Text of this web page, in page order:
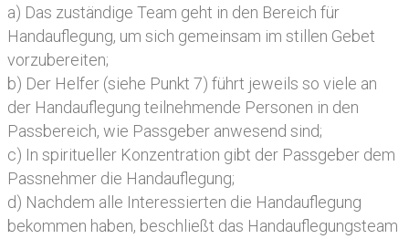
a) Das zuständige Team geht in den Bereich für
Handauflegung, um sich gemeinsam im stillen Gebet
vorzubereiten;
b) Der Helfer (siehe Punkt 7) führt jeweils so viele an
der Handauflegung teilnehmende Personen in den
Passbereich, wie Passgeber anwesend sind;
c) In spiritueller Konzentration gibt der Passgeber dem
Passnehmer die Handauflegung;
d) Nachdem alle Interessierten die Handauflegung
bekommen haben, beschließt das Handauflegungsteam